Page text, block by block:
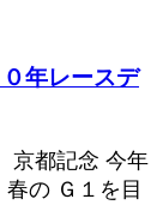
年レースデ
京都記念 今年
の Ｇ１を目